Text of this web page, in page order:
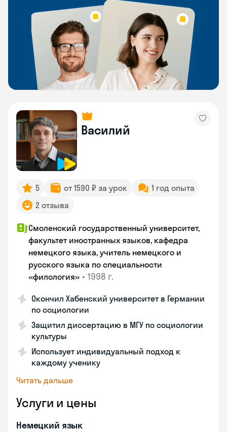
Василий
5 от 1590 ₽ за урок
1 год опыта
2 отзыва
Смоленский государственный университет,
факультет иностранных языков, кафедра
немецкого языка, учитель немецкого и
русского языка по специальности
«филология» • 1998 г.
Окончил Хабенский университет в Германии
по социологии
Защитил диссертацию в МГУ по социологии
культуры
Использует индивидуальный подход к
каждому ученику
Читать дальше
Услуги и цены
Немецкий язык